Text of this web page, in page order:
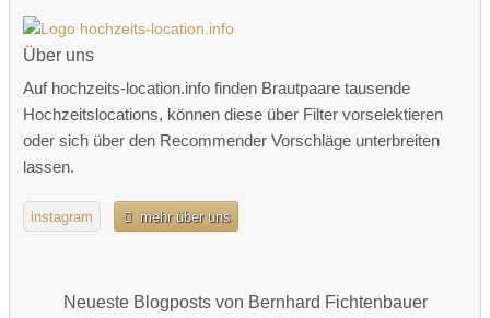
Über uns
Auf hochzeits-location.info finden Brautpaare tausende
Hochzeitslocations, können diese über Filter vorselektieren
oder sich über den Recommender Vorschläge unterbreiten
lassen.
instagram mehr über uns
Neueste Blogposts von Bernhard Fichtenbauer